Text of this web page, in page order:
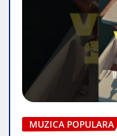
MUZICA POPULARA